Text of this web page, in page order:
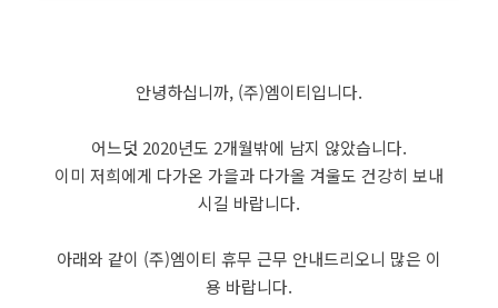
안녕하십니까, (주)엠이티입니다.
어느덧 2020년도 2개월밖에 남지 않았습니다.
이미 저희에게 다가온 가을과 다가올 겨울도 건강히 보내
시길 바랍니다.
아래와 같이 (주)엠이티 휴무 근무 안내드리오니 많은 이
용 바랍니다.